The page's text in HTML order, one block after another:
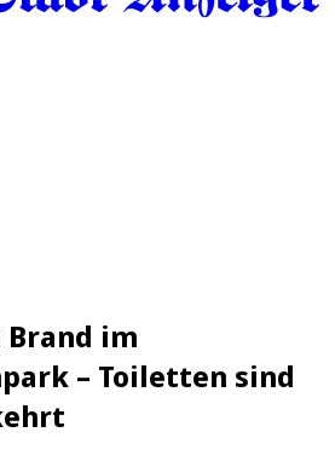
Brand im
– Toiletten sind